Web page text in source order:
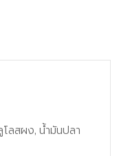
ลสผง, น้ำมันปลา